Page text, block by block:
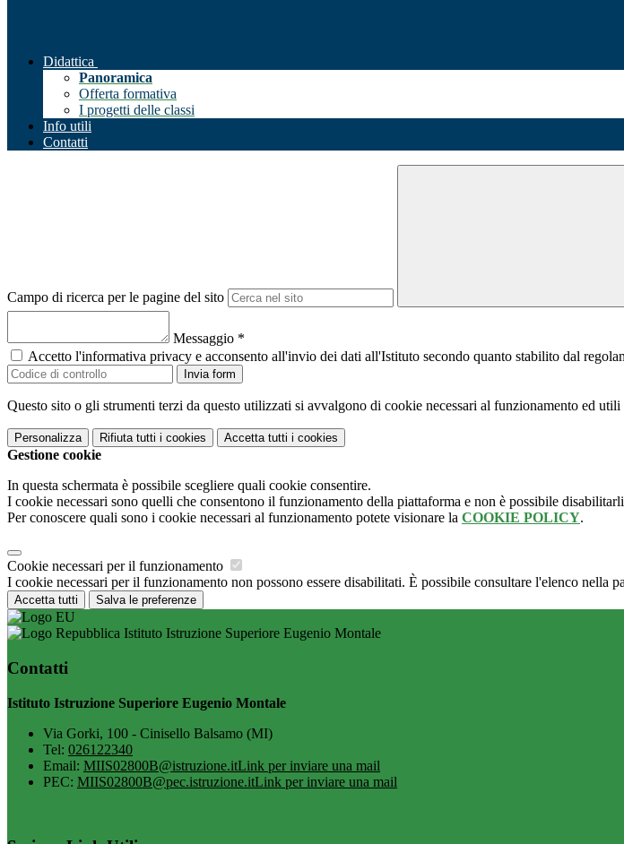
Didattica
Panoramica
Offerta formativa
I progetti delle classi
Info utili
Contatti
Campo di ricerca per le pagine del sito
Messaggio *
Accetto l'informativa privacy e acconsento all'invio dei dati all'Istituto secondo quanto stabilito dal
Invia form
Questo sito o gli strumenti terzi da questo utilizzati si avvalgono di cookie necessari al funzionamento ed
Personalizza Rifiuta tutti i cookies Accetta tutti i cookies
Gestione cookie
In questa schermata è possibile scegliere quali cookie consentire.
I cookie necessari sono quelli che consentono il funzionamento della piattaforma e non è possibile
Per conoscere quali sono i cookie necessari al funzionamento potete visionare la COOKIE POLICY.
Cookie necessari per il funzionamento
I cookie necessari per il funzionamento non possono essere disabilitati. È possibile consultare l'elenco nella
Accetta tutti Salva le preferenze
Istituto Istruzione Superiore Eugenio Montale
Contatti
Istituto Istruzione Superiore Eugenio Montale
Via Gorki, 100 - Cinisello Balsamo (MI)
Tel: 026122340
Email: MIIS02800B@istruzione.itLink per inviare una mail
PEC: MIIS02800B@pec.istruzione.itLink per inviare una mail